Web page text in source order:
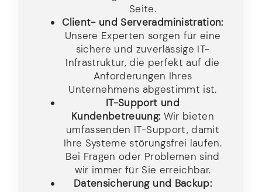
Seite.
Client- und Serveradministration:
Unsere Experten sorgen für eine
sichere und zuverlässige IT-
Infrastruktur, die perfekt auf die
Anforderungen Ihres
Unternehmens abgestimmt ist.
IT-Support und
Kundenbetreuung: Wir bieten
umfassenden IT-Support, damit
Ihre Systeme störungsfrei laufen.
Bei Fragen oder Problemen sind
wir immer für Sie erreichbar.
Datensicherung und Backup: